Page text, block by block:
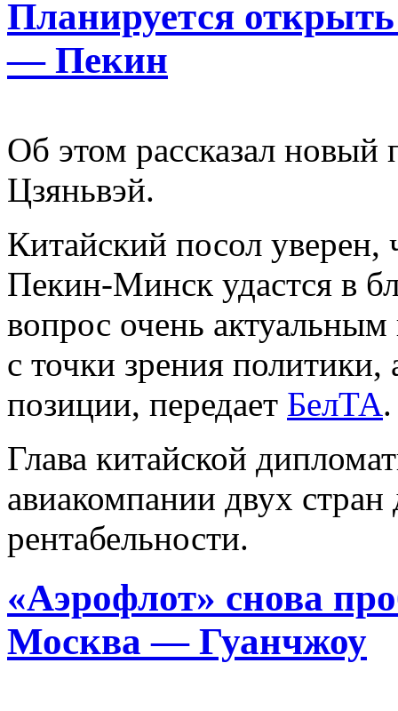
Планируется
— Пекин
Об этом рассказал новый
Цзяньвэй.
Китайский посол уверен,
Пекин-Минск удастся в
вопрос очень актуальным
с точки зрения
позиции, передает БелТА.
Глава китайской
авиакомпании двух
рентабельности.
«Аэрофлот» снова
Москва — Гуанчжоу